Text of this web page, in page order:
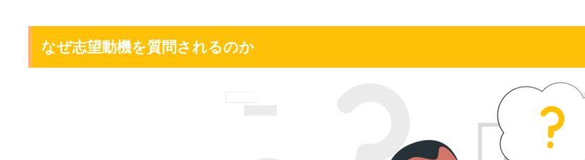
なぜ志望動機を質問されるのか